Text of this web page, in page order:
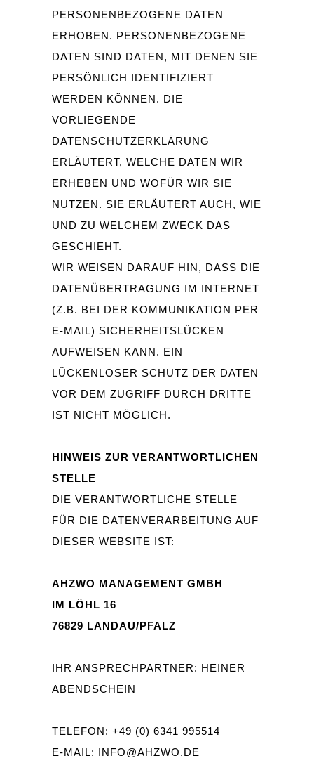
PERSONENBEZOGENE DATEN
ERHOBEN. PERSONENBEZOGENE
DATEN SIND DATEN, MIT DENEN SIE
PERSÖNLICH IDENTIFIZIERT
WERDEN KÖNNEN. DIE
VORLIEGENDE
DATENSCHUTZERKLÄRUNG
ERLÄUTERT, WELCHE DATEN WIR
ERHEBEN UND WOFÜR WIR SIE
NUTZEN. SIE ERLÄUTERT AUCH, WIE
UND ZU WELCHEM ZWECK DAS
GESCHIEHT.
WIR WEISEN DARAUF HIN, DASS DIE
DATENÜBERTRAGUNG IM INTERNET
(Z.B. BEI DER KOMMUNIKATION PER
E-MAIL) SICHERHEITSLÜCKEN
AUFWEISEN KANN. EIN
LÜCKENLOSER SCHUTZ DER DATEN
VOR DEM ZUGRIFF DURCH DRITTE
IST NICHT MÖGLICH.
HINWEIS ZUR VERANTWORTLICHEN
STELLE
DIE VERANTWORTLICHE STELLE
FÜR DIE DATENVERARBEITUNG AUF
DIESER WEBSITE IST:
AHZWO MANAGEMENT GMBH
IM LÖHL 16
76829 LANDAU/PFALZ
IHR ANSPRECHPARTNER: HEINER
ABENDSCHEIN
TELEFON: +49 (0) 6341 995514
E-MAIL: INFO@AHZWO.DE